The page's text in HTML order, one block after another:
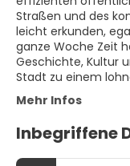
Straßen und des
leicht erkunden,
ganze Woche Zeit
Geschichte, Kultur
Stadt zu einem
Mehr Infos
Inbegriffene